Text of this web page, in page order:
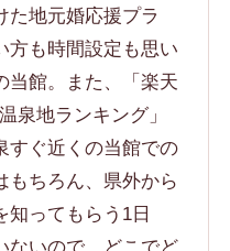
た地元婚応援プラ
方も時間設定も思い
当館。また、「楽天
泉地ランキング」
すぐ近くの当館での
もちろん、県外から
知ってもらう1日
ないので、どこでど